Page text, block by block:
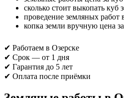
сколько стоит выкопать куб
проведение земляных работ
копка земли вручную цена
✔ Работаем в Озерске
✔ Срок — от 1 дня
✔ Гарантия до 5 лет
✔ Оплата после приёмки